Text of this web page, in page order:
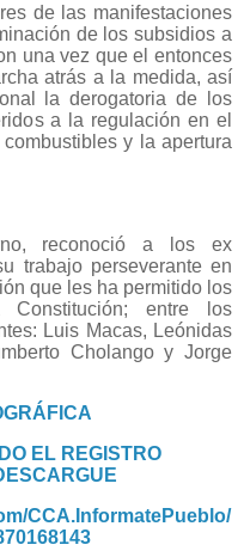
de las manifestaciones
de los subsidios a
una vez que el entonces
atrás a la medida, así
la derogatoria de los
a la regulación en el
y la apertura
reconoció a los ex
trabajo perseverante en
que les ha permitido los
Constitución; entre los
Luis Macas, Leónidas
Cholango y Jorge
EL REGISTRO
CCA.InformatePueblo/